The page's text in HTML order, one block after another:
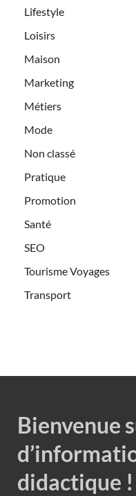
Lifestyle
Loisirs
Maison
Marketing
Métiers
Mode
Non classé
Pratique
Promotion
Santé
SEO
Tourisme Voyages
Transport
Bienvenue
didactique !